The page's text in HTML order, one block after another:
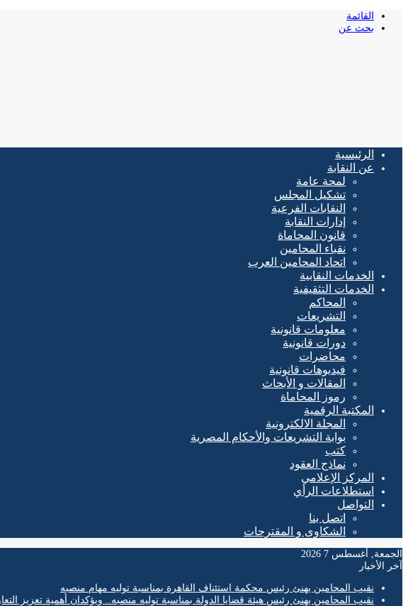
القائمة
بحث عن
الرئيسية
عن النقابة
لمحة عامة
تشكيل المجلس
النقابات الفرعية
إدارات النقابة
قانون المحاماة
نقباء المحامين
اتحاد المحامين العرب
الخدمات النقابية
الخدمات التثقيفية
المحاكم
التشريعات
معلومات قانونية
دورات قانونية
محاضرات
فيديوهات قانونية
المقالات و الأبحاث
رموز المحاماة
المكتبة الرقمية
المجلة الالكترونية
بوابة التشريعات والأحكام المصرية
كتب
نماذج العقود
المركز الإعلامي
استطلاعات الرأي
التواصل
اتصل بنا
الشكاوى و المقترحات
الجمعة, أغسطس 7 2026
آخر الأخبار
نقيب المحامين يهنئ رئيس محكمة استئناف القاهرة بمناسبة توليه مهام منصبه
نقيب المحامين يهنئ رئيس هيئة قضايا الدولة بمناسبة توليه منصبه.. ويؤكدان أهمية تعزيز